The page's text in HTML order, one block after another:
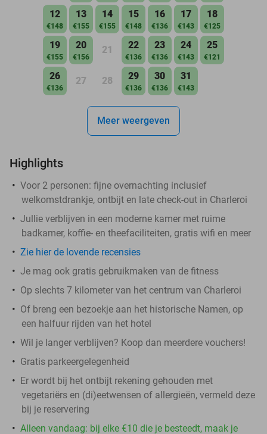
12
€148
13
€155
14
€155
15
€148
16
€136
17
€143
18
€125
19
€155
20
€156
21 22
€136
23
€136
24
€143
25
€121
26
€136
27 28 29
€136
30
€136
31
€143
Meer weergeven
Highlights
Voor 2 personen: fijne overnachting inclusief
welkomstdrankje, ontbijt en late check-out in Charleroi
Jullie verblijven in een moderne kamer met ruime
badkamer, koffie- en theefaciliteiten, gratis wifi en meer
Zie hier de lovende recensies
Je mag ook gratis gebruikmaken van de fitness
Op slechts 7 kilometer van het centrum van Charleroi
Of breng een bezoekje aan het historische Namen, op
een halfuur rijden van het hotel
Wil je langer verblijven? Koop dan meerdere vouchers!
Gratis parkeergelegenheid
Er wordt bij het ontbijt rekening gehouden met
vegetariërs en (di)eetwensen of allergieën, vermeld deze
bij je reservering
Alleen vandaag: bij elke €10 die je besteedt, maak je